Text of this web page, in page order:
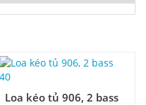
Loa kéo tủ 906, 2 bass